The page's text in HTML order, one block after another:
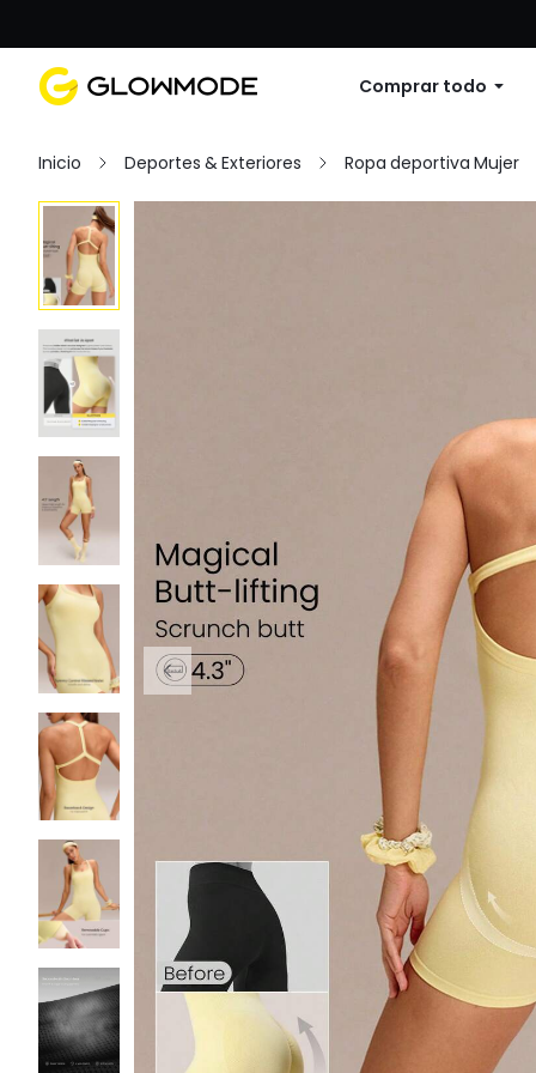
Comprar todo
Inicio Deportes & Exteriores Ropa deportiva Mujer